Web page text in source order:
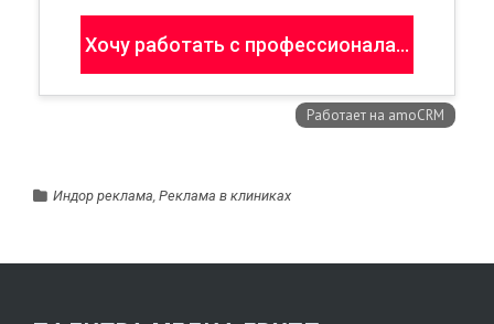
Индор реклама, Реклама в клиниках